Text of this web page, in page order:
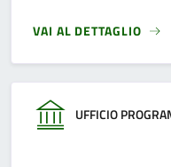
VAI AL DETTAGLIO
UFFICIO